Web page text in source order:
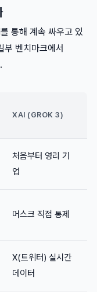
통해 계속 싸우고 있
벤치마크에서
XAI (GROK 3)
처음부터 영리 기
업
머스크 직접 통제
X(트위터) 실시간
데이터